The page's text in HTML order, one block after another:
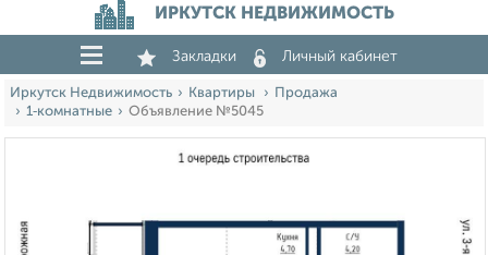
ИРКУТСК НЕДВИЖИМОСТЬ
Закладки Личный кабинет
Иркутск Недвижимость Квартиры
Продажа
1‑комнатные
Объявление №5045